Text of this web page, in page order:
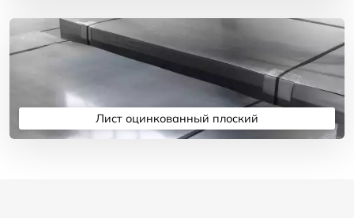
Лист оцинкованный плоский
Подробнее